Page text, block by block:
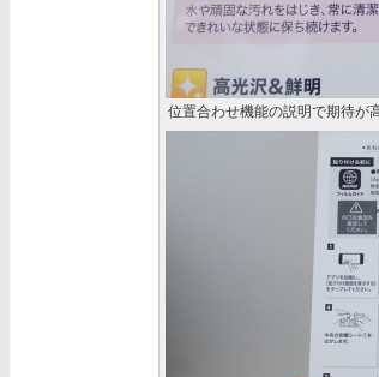
位置合わせ機能の説明で期待が